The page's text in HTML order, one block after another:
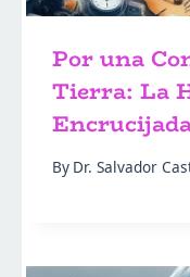
Por una
Tierra: La
By Dr. Salvador